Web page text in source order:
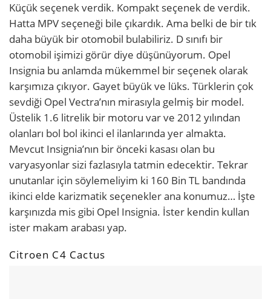
Küçük seçenek verdik. Kompakt seçenek de verdik.
Hatta MPV seçeneği bile çıkardık. Ama belki de bir tık
daha büyük bir otomobil bulabiliriz. D sınıfı bir
otomobil işimizi görür diye düşünüyorum. Opel
Insignia bu anlamda mükemmel bir seçenek olarak
karşımıza çıkıyor. Gayet büyük ve lüks. Türklerin çok
sevdiği Opel Vectra’nın mirasıyla gelmiş bir model.
Üstelik 1.6 litrelik bir motoru var ve 2012 yılından
olanları bol bol ikinci el ilanlarında yer almakta.
Mevcut Insignia’nın bir önceki kasası olan bu
varyasyonlar sizi fazlasıyla tatmin edecektir. Tekrar
unutanlar için söylemeliyim ki 160 Bin TL bandında
ikinci elde karizmatik seçenekler ana konumuz… İşte
karşınızda mis gibi Opel Insignia. İster kendin kullan
ister makam arabası yap.
Citroen C4 Cactus